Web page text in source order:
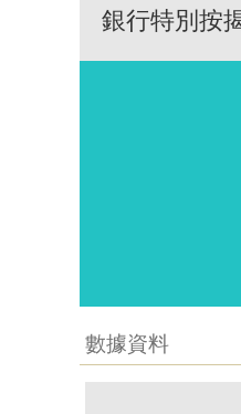
銀行特別按
數據資料